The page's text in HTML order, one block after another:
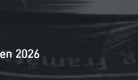
2026